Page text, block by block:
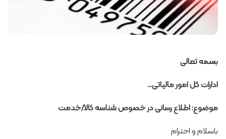
بسمه تعالی
ادارات کل امور مالیاتی…
موضوع: اطلاع رسانی در خصوص شناسه کالا/خدمت
باسلام و احترام